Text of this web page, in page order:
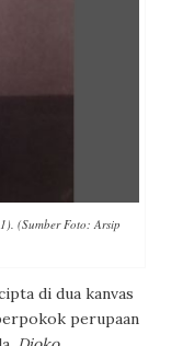
(Sumber Foto: Arsip
di dua kanvas
perupaan